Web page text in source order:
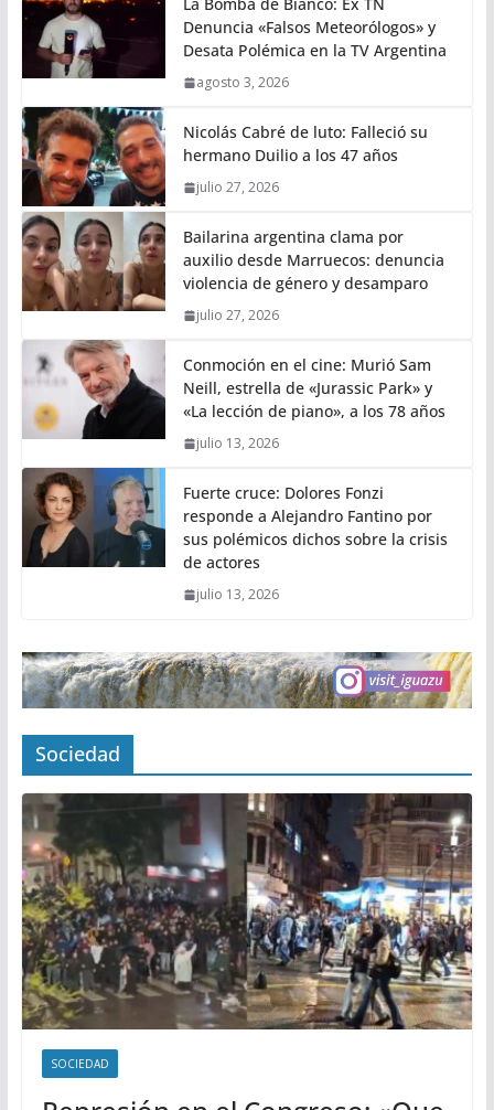
Denuncia «Falsos Meteorólogos» y
Desata Polémica en la TV Argentina
agosto 3, 2026
Nicolás Cabré de luto: Falleció su
hermano Duilio a los 47 años
julio 27, 2026
Bailarina argentina clama por
auxilio desde Marruecos: denuncia
violencia de género y desamparo
julio 27, 2026
Conmoción en el cine: Murió Sam
Neill, estrella de «Jurassic Park» y
«La lección de piano», a los 78 años
julio 13, 2026
Fuerte cruce: Dolores Fonzi
responde a Alejandro Fantino por
sus polémicos dichos sobre la crisis
de actores
julio 13, 2026
Sociedad
SOCIEDAD